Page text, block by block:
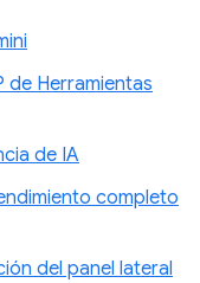
de Herramientas
de IA
completo
del panel lateral